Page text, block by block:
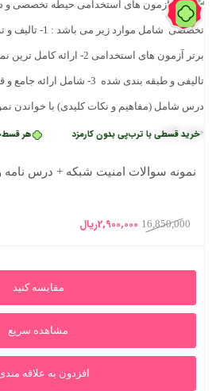
83%
هر قسط725,000 قسطی با ترب‌پی بدون کارمزد
نمونه سوالات امنیت شبکه + درس
16,850,000 قیمت
16,850,000ریال
2,900,000ریال
2,900,000ریال
مقایسه کنید
مشاهده سریع
افزدون به علاقه